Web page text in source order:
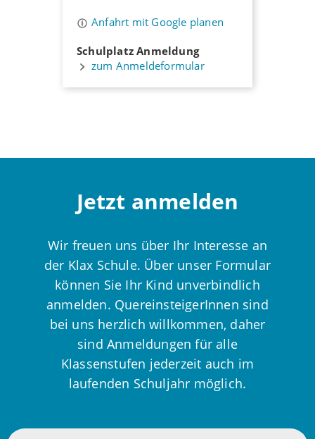
Anfahrt mit Google planen
Schulplatz Anmeldung
zum Anmeldeformular
Jetzt anmelden
Wir freuen uns über Ihr Interesse an
der Klax Schule. Über unser Formular
können Sie Ihr Kind unverbindlich
anmelden. QuereinsteigerInnen sind
bei uns herzlich willkommen, daher
sind Anmeldungen für alle
Klassenstufen jederzeit auch im
laufenden Schuljahr möglich.